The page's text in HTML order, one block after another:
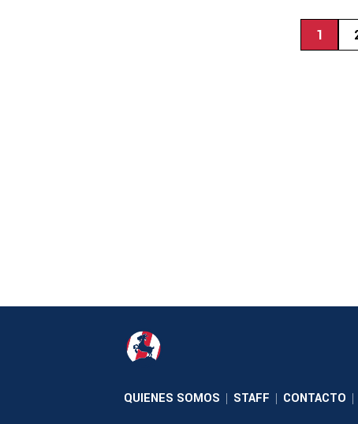
1
QUIENES SOMOS | STAFF | CONTACTO |